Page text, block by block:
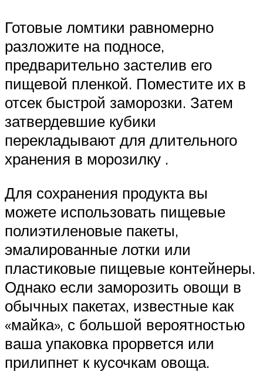
Готовые ломтики равномерно
разложите на подносе,
предварительно застелив его
пищевой пленкой. Поместите их в
отсек быстрой заморозки. Затем
затвердевшие кубики
перекладывают для длительного
хранения в морозилку .
Для сохранения продукта вы
можете использовать пищевые
полиэтиленовые пакеты,
эмалированные лотки или
пластиковые пищевые контейнеры.
Однако если заморозить овощи в
обычных пакетах, известные как
«майка», с большой вероятностью
ваша упаковка прорвется или
прилипнет к кусочкам овоща.